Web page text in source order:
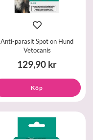
Anti-parasit Spot on Hund
Vetocanis
129,90 kr
Köp